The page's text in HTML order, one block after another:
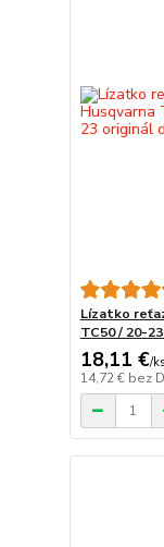
Lízatko
TC50 / 20-
18,11 €/ks
14,72 € bez